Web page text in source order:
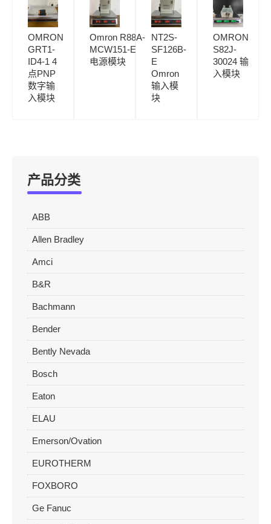
OMRON
GRT1-
ID4-1 4
点PNP
数字输
入模块
Omron R88A-
MCW151-E
电源模块
NT2S-
SF126B-
E
Omron
输入模
块
OMRON
S82J-
30024 输
入模块
产品分类
ABB
Allen Bradley
Amci
B&R
Bachmann
Bender
Bently Nevada
Bosch
Eaton
ELAU
Emerson/Ovation
EUROTHERM
FOXBORO
Ge Fanuc